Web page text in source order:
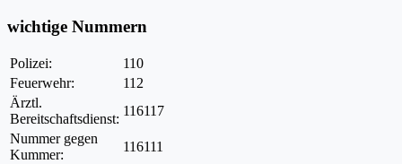
wichtige Nummern
Polizei:
110
Feuerwehr:
112
Ärztl.
Bereitschaftsdienst:
116117
Nummer gegen
Kummer:
116111